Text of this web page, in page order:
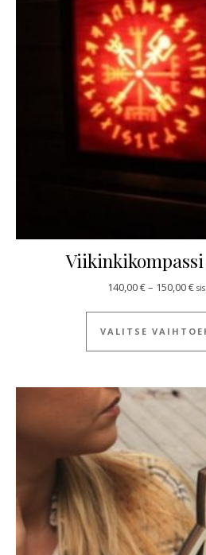
140,00€– 150,00€
VALITSE